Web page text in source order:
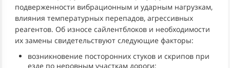
подверженности вибрационным и ударным нагрузкам,
влияния температурных перепадов, агрессивных
реагентов. Об износе сайлентблоков и необходимости
их замены свидетельствуют следующие факторы:
возникновение посторонних стуков и скрипов при
езде по неровным участкам дороги;